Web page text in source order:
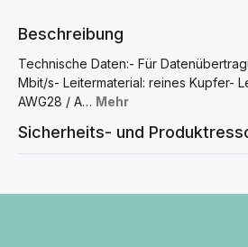
Beschreibung
Technische Daten:- Für
Mbit/s- Leitermaterial: reines Kupfer-
AWG28 / A… Mehr
Sicherheits- und